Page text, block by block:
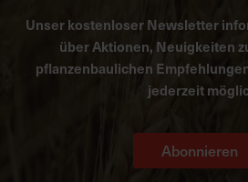
Unser kostenloser Newsletter
über Aktionen, Neuigkeiten
pflanzenbaulichen
jederzeit
Abonnieren